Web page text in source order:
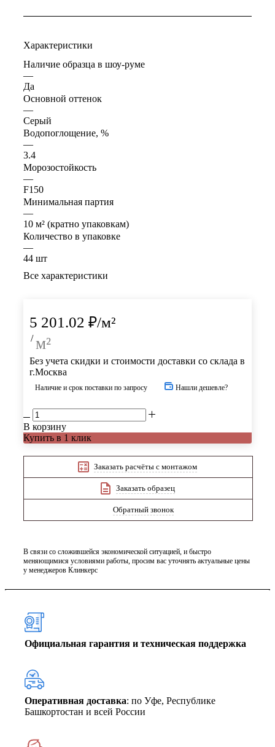
Характеристики
Наличие образца в шоу-руме
—
Да
Основной оттенок
—
Серый
Водопоглощение, %
—
3.4
Морозостойкость
—
F150
Минимальная партия
—
10 м² (кратно упаковкам)
Количество в упаковке
—
44 шт
Все характеристики
5 201.02 ₽/м²
/ м²
Без учета скидки и стоимости доставки со склада в
г.Москва
Наличие и срок поставки по запросу Нашли дешевле?
В корзину
Купить в 1 клик
Заказать расчёты с монтажом
Заказать образец
Обратный звонок
В связи со сложившейся экономической ситуацией, и быстро
меняющимися условиями работы, просим вас уточнять актуальные цены
у менеджеров Клинкерс
Официальная гарантия и техническая поддержка
Оперативная доставка: по Уфе, Республике
Башкортостан и всей России